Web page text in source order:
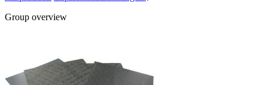
Group overview